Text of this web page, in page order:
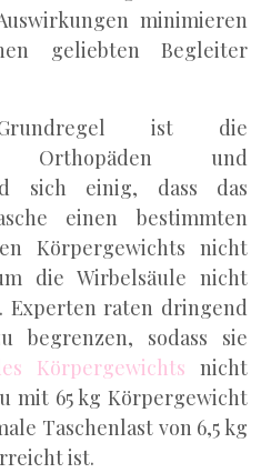
minimieren
geliebten Begleiter
ist die
Orthopäden und
sich einig, dass das
einen bestimmten
Körpergewichts nicht
die Wirbelsäule nicht
Experten raten dringend
begrenzen, sodass sie
Körpergewichts nicht
mit 65 kg Körpergewicht
Taschenlast von 6,5 kg
ist.